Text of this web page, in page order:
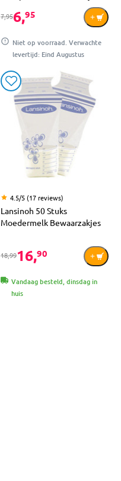
7,956,95
Niet op voorraad. Verwachte
levertijd: Eind Augustus
4.5/5 (17 reviews)
Lansinoh 50 Stuks
Moedermelk Bewaarzakjes
18,9916,90
Vandaag besteld, dinsdag in
huis